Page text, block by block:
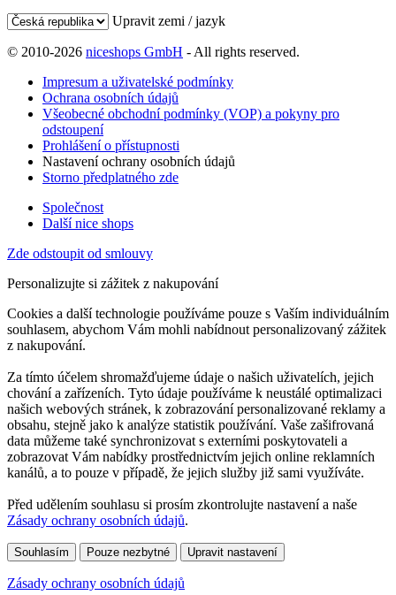
Upravit zemi / jazyk
© 2010-2026 niceshops GmbH - All rights reserved.
Impresum a uživatelské podmínky
Ochrana osobních údajů
Všeobecné obchodní podmínky (VOP) a pokyny pro
odstoupení
Prohlášení o přístupnosti
Nastavení ochrany osobních údajů
Storno předplatného zde
Společnost
Další nice shops
Zde odstoupit od smlouvy
Personalizujte si zážitek z nakupování
Cookies a další technologie používáme pouze s Vaším individuálním
souhlasem, abychom Vám mohli nabídnout personalizovaný zážitek
z nakupování.
Za tímto účelem shromažďujeme údaje o našich uživatelích, jejich
chování a zařízeních. Tyto údaje používáme k neustálé optimalizaci
našich webových stránek, k zobrazování personalizované reklamy a
obsahu, stejně jako k analýze statistik používání. Vaše zašifrovaná
data můžeme také synchronizovat s externími poskytovateli a
zobrazovat Vám nabídky prostřednictvím jejich online reklamních
kanálů, a to pouze v případě, že jejich služby již sami využíváte.
Před udělením souhlasu si prosím zkontrolujte nastavení a naše
Zásady ochrany osobních údajů.
Souhlasím Pouze nezbytné Upravit nastavení
Zásady ochrany osobních údajů